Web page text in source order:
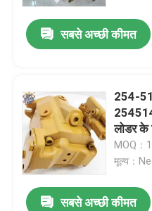
सबसे अच्छी कीमत
254-
लोडर के
MOQ：
मूल्य：
सबसे अच्छी कीमत